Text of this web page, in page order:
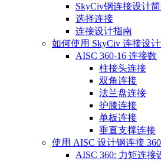
SkyCiv钢连接设计
选择连接
连接设计指南
如何使用 SkyCiv 连接设
AISC 360-16 连接数
柱接头连接
双角连接
法兰盘连接
护膝连接
单板连接
垂直支撑连接
使用 AISC 设计钢连接
AISC 360: 力矩连接